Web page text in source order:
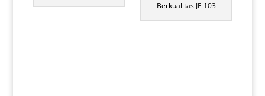
Berkualitas JF-103